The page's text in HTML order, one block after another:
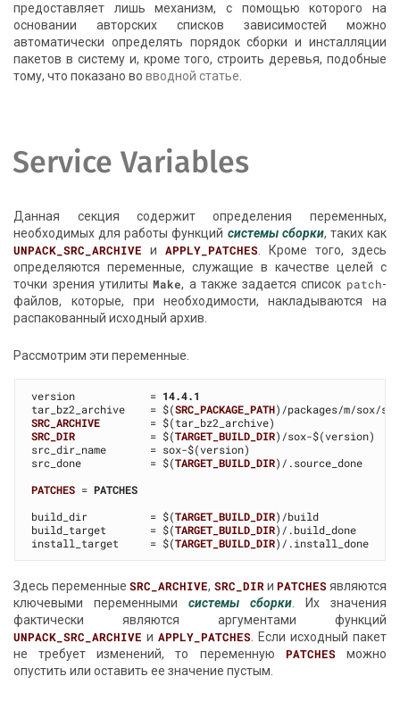
предоставляет лишь механизм, с помощью которого на
основании авторских списков зависимостей можно
автоматически определять порядок сборки и инсталляции
пакетов в систему и, кроме того, строить деревья, подобные
тому, что показано вовводной статье
Service Variables
Данная секция содержит определения переменных,
необходимых для работы функций системы сборки, таких как
UNPACK_SRC_ARCHIVE иAPPLY_PATCHES . Кроме того, здесь
определяются переменные, служащие в качестве целей с
точки зрения утилитыMake, а также задается список patch-
файлов, которые, при необходимости, накладываются на
распакованный исходный архив.
Рассмотрим эти переменные.
version            = 14.4.1
tar_bz2_archive    = $(SRC_PACKAGE_PATH
SRC_ARCHIVE
SRC_DIR
            = $(
TARGET_BUILD_DIR)/sox-$(version)
src_dir_name       = sox-$(version)
src_done           = $(TARGET_BUILD_DIR)/.source_done
PATCHES = PATCHES
build_dir          = $(TARGET_BUILD_DIR)/build
build_target       = $(TARGET_BUILD_DIR)/.build_done
install_target     = $(TARGET_BUILD_DIR
Здесь переменныеSRC_ARCHIVE, SRC_DIR и PATCHESявляются
ключевыми переменнымисистемы сборки. Их значения
фактически являются аргументами функций
UNPACK_SRC_ARCHIVE иAPPLY_PATCHES . Если исходный пакет
не требует изменений, то переменную PATCHESможно
опустить или оставить ее значение пустым.